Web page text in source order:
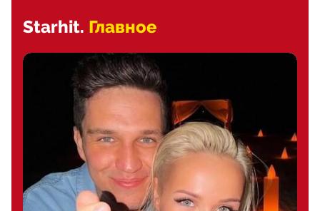
Starhit. Главное